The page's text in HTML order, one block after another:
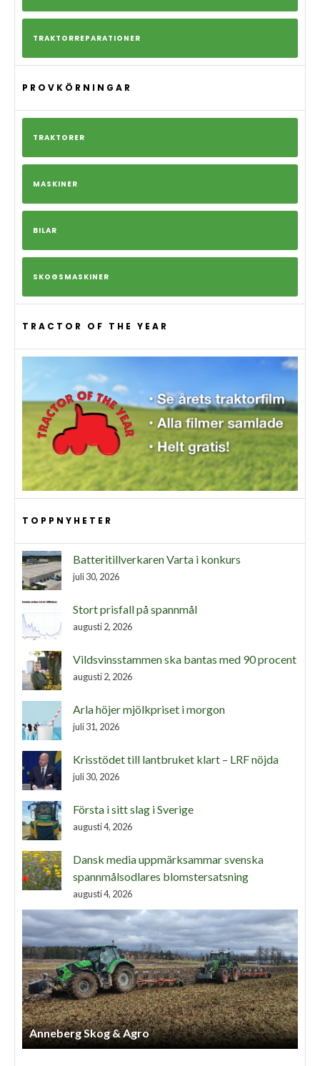
TRAKTORREPARATIONER
PROVKÖRNINGAR
TRAKTORER
MASKINER
BILAR
SKOGSMASKINER
TRACTOR OF THE YEAR
TOPPNYHETER
Batteritillverkaren Varta i konkurs
juli 30, 2026
Stort prisfall på spannmål
augusti 2, 2026
Vildsvinsstammen ska bantas med 90 procent
augusti 2, 2026
Arla höjer mjölkpriset i morgon
juli 31, 2026
Krisstödet till lantbruket klart – LRF nöjda
juli 30, 2026
Första i sitt slag i Sverige
augusti 4, 2026
Dansk media uppmärksammar svenska
spannmålsodlares blomstersatsning
augusti 4, 2026
Anneberg Skog & Agro